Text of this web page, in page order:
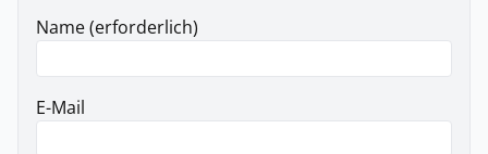
Name (erforderlich)
E-Mail